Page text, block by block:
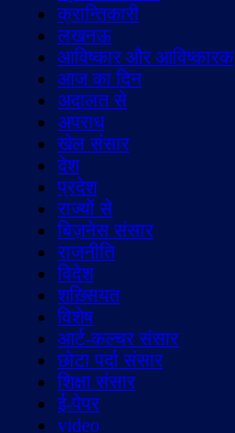
क्रान्तिकारी
लखनऊ
आविष्कार और आविष्कारक
आज का दिन
अदालत से
अपराध
खेल संसार
देश
प्रदेश
राज्यों से
बिज़नेस संसार
राजनीति
विदेश
शख़्सियत
विशेष
आर्ट-कल्चर संसार
छोटा पर्दा संसार
शिक्षा संसार
ई-पेपर
video